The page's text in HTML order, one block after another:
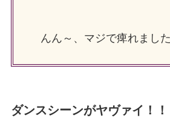
んん～、マジで痺れました
ダンスシーンがヤヴァイ！！